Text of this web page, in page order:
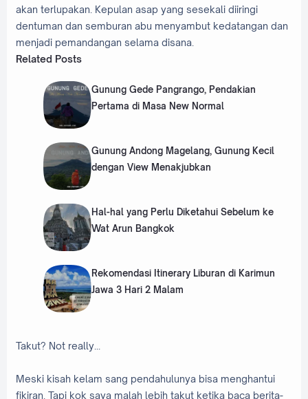
akan terlupakan. Kepulan asap yang sesekali diiringi
dentuman dan semburan abu menyambut kedatangan dan
menjadi pemandangan selama disana.
Related Posts
Gunung Gede Pangrango, Pendakian
Pertama di Masa New Normal
Gunung Andong Magelang, Gunung Kecil
dengan View Menakjubkan
Hal-hal yang Perlu Diketahui Sebelum ke
Wat Arun Bangkok
Rekomendasi Itinerary Liburan di Karimun
Jawa 3 Hari 2 Malam
Takut? Not really...
Meski kisah kelam sang pendahulunya bisa menghantui
fikiran. Tapi kok saya malah lebih takut ketika baca berita-